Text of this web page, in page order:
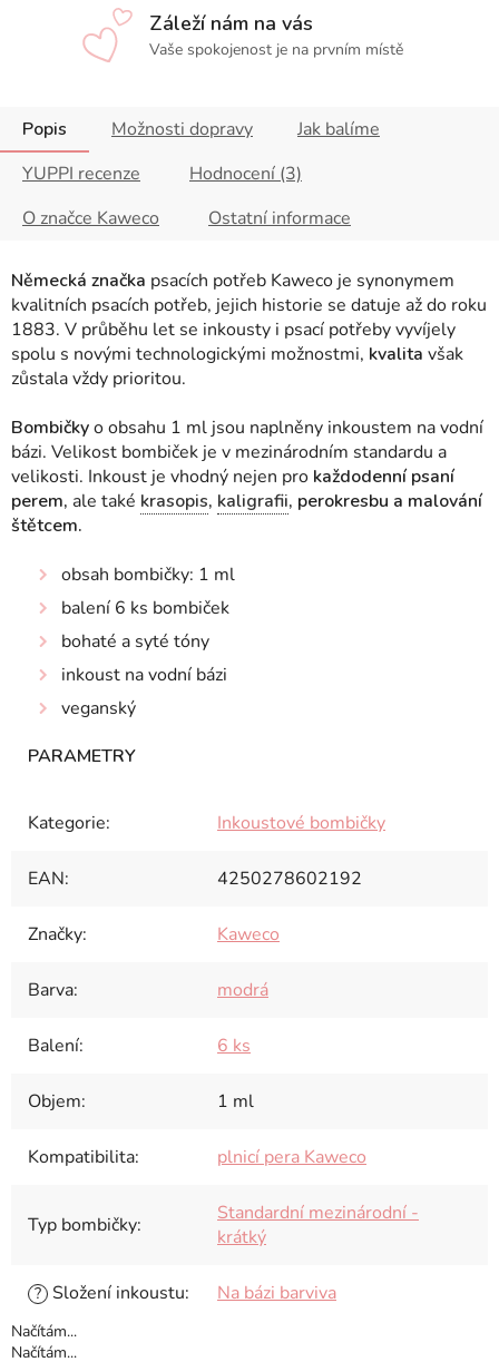
Záleží nám na vás
Vaše spokojenost je na prvním místě
Popis Možnosti dopravy
Jak balíme
YUPPI recenze
Hodnocení (3)
O značce Kaweco
Ostatní informace
Německá značka psacích potřeb Kaweco je synonymem
kvalitních psacích potřeb, jejich historie se datuje až do roku
1883. V průběhu let se inkousty i psací potřeby vyvíjely
spolu s novými technologickými možnostmi, kvalita však
zůstala vždy prioritou.
Bombičkyo obsahu 1 ml jsou naplněny inkoustem na vodní
bázi. Velikost bombiček je v mezinárodním standardu a
velikosti. Inkoust je vhodný nejen pro každodenní psaní
perem, ale také krasopis, kaligrafii, perokresbu a malování
štětcem.
obsah bombičky: 1 ml
balení 6 ks bombiček
bohaté a syté tóny
inkoust na vodní bázi
veganský
Kategorie: Inkoustové bombičky
EAN: 4250278602192
Značky: Kaweco
Barva: modrá
Balení: 6 ks
Objem: 1 ml
Kompatibilita: plnicí pera Kaweco
Typ bombičky:
Standardní mezinárodní -
krátký
? Složení inkoustu: Na bázi barviva
Načítám...
Načítám...